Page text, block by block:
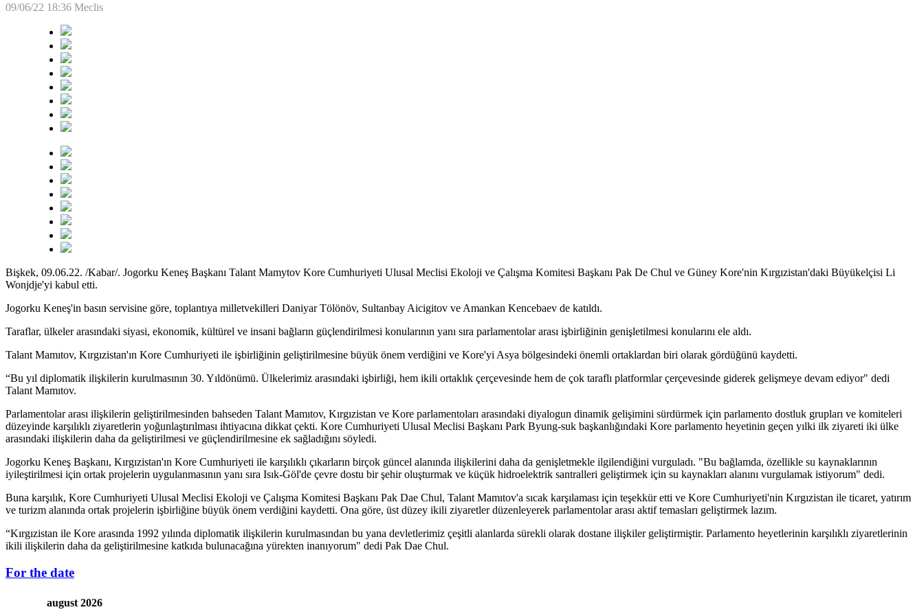
09/06/22 18:36 Meclis
Bişkek, 09.06.22. /Kabar/. Jogorku Keneş Başkanı Talant Mamytov Kore Cumhuriyeti Ulusal Meclisi Ekoloji ve Çalışma Komitesi Başkanı Pak De Chul ve Güney Kore'nin Kırgızistan'daki Büyükelçisi Li
Wonjdje'yi kabul etti.
Jogorku Keneş'in basın servisine göre, toplantıya milletvekilleri Daniyar Tölönöv, Sultanbay Aicigitov ve Amankan Kencebaev de katıldı.
Taraflar, ülkeler arasındaki siyasi, ekonomik, kültürel ve insani bağların güçlendirilmesi konularının yanı sıra parlamentolar arası işbirliğinin genişletilmesi konularını ele aldı.
Talant Mamıtov, Kırgızistan'ın Kore Cumhuriyeti ile işbirliğinin geliştirilmesine büyük önem verdiğini ve Kore'yi Asya bölgesindeki önemli ortaklardan biri olarak gördüğünü kaydetti.
“Bu yıl diplomatik ilişkilerin kurulmasının 30. Yıldönümü. Ülkelerimiz arasındaki işbirliği, hem ikili ortaklık çerçevesinde hem de çok taraflı platformlar çerçevesinde giderek gelişmeye devam ediyor" dedi
Talant Mamıtov.
Parlamentolar arası ilişkilerin geliştirilmesinden bahseden Talant Mamıtov, Kırgızistan ve Kore parlamentoları arasındaki diyalogun dinamik gelişimini sürdürmek için parlamento dostluk grupları ve komiteleri
düzeyinde karşılıklı ziyaretlerin yoğunlaştırılması ihtiyacına dikkat çekti. Kore Cumhuriyeti Ulusal Meclisi Başkanı Park Byung-suk başkanlığındaki Kore parlamento heyetinin geçen yılki ilk ziyareti iki ülke
arasındaki ilişkilerin daha da geliştirilmesi ve güçlendirilmesine ek sağladığını söyledi.
Jogorku Keneş Başkanı, Kırgızistan'ın Kore Cumhuriyeti ile karşılıklı çıkarların birçok güncel alanında ilişkilerini daha da genişletmekle ilgilendiğini vurguladı. "Bu bağlamda, özellikle su kaynaklarının
iyileştirilmesi için ortak projelerin uygulanmasının yanı sıra Isık-Göl'de çevre dostu bir şehir oluşturmak ve küçük hidroelektrik santralleri geliştirmek için su kaynakları alanını vurgulamak istiyorum" dedi.
Buna karşılık, Kore Cumhuriyeti Ulusal Meclisi Ekoloji ve Çalışma Komitesi Başkanı Pak Dae Chul, Talant Mamıtov'a sıcak karşılaması için teşekkür etti ve Kore Cumhuriyeti'nin Kırgızistan ile ticaret, yatırım
ve turizm alanında ortak projelerin işbirliğine büyük önem verdiğini kaydetti. Ona göre, üst düzey ikili ziyaretler düzenleyerek parlamentolar arası aktif temasları geliştirmek lazım.
“Kırgızistan ile Kore arasında 1992 yılında diplomatik ilişkilerin kurulmasından bu yana devletlerimiz çeşitli alanlarda sürekli olarak dostane ilişkiler geliştirmiştir. Parlamento heyetlerinin karşılıklı ziyaretlerinin
ikili ilişkilerin daha da geliştirilmesine katkıda bulunacağına yürekten inanıyorum" dedi Pak Dae Chul.
For the date
august 2026